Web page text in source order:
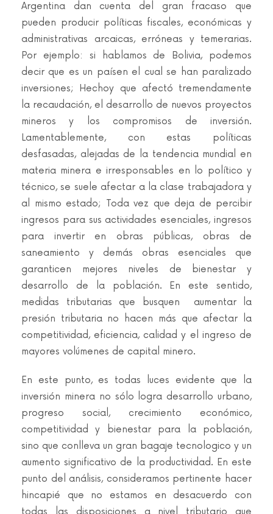
Argentina dan cuenta del gran fracaso que
pueden producir políticas fiscales, económicas y
administrativas arcaicas, erróneas y temerarias.
Por ejemplo: si hablamos de Bolivia, podemos
decir que es un paísen el cual se han paralizado
inversiones; Hechoy que afectó tremendamente
la recaudación, el desarrollo de nuevos proyectos
mineros y los compromisos de inversión.
Lamentablemente, con estas políticas
desfasadas, alejadas de la tendencia mundial en
materia minera e irresponsables en lo político y
técnico, se suele afectar a la clase trabajadora y
al mismo estado; Toda vez que deja de percibir
ingresos para sus actividades esenciales, ingresos
para invertir en obras públicas, obras de
saneamiento y demás obras esenciales que
garanticen mejores niveles de bienestar y
desarrollo de la población. En este sentido,
medidas tributarias que busquen aumentar la
presión tributaria no hacen más que afectar la
competitividad, eficiencia, calidad y el ingreso de
mayores volúmenes de capital minero.
En este punto, es todas luces evidente que la
inversión minera no sólo logra desarrollo urbano,
progreso social, crecimiento económico,
competitividad y bienestar para la población,
sino que conlleva un gran bagaje tecnologico y un
aumento significativo de la productividad. En este
punto del análisis, consideramos pertinente hacer
hincapié que no estamos en desacuerdo con